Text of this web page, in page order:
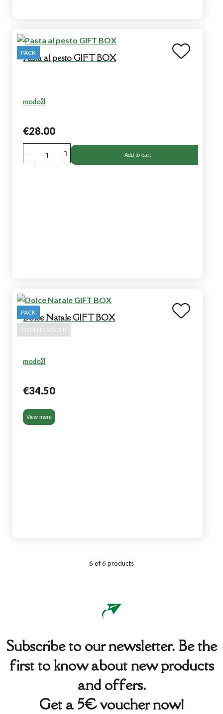
Pasta al pesto GIFT BOX
modo21
€28.00
Add to cart
PACK
Dolce Natale GIFT BOX
modo21
€34.50
View more
PACK
COMING SOON!
6 of 6 products
Subscribe to our newsletter. Be the
first to know about new products
and offers.
Get a 5€ voucher now!